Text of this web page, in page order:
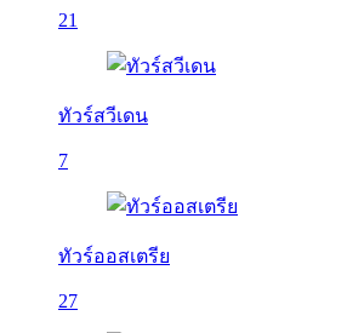
21
ทัวร์สวีเดน
7
ทัวร์ออสเตรีย
27